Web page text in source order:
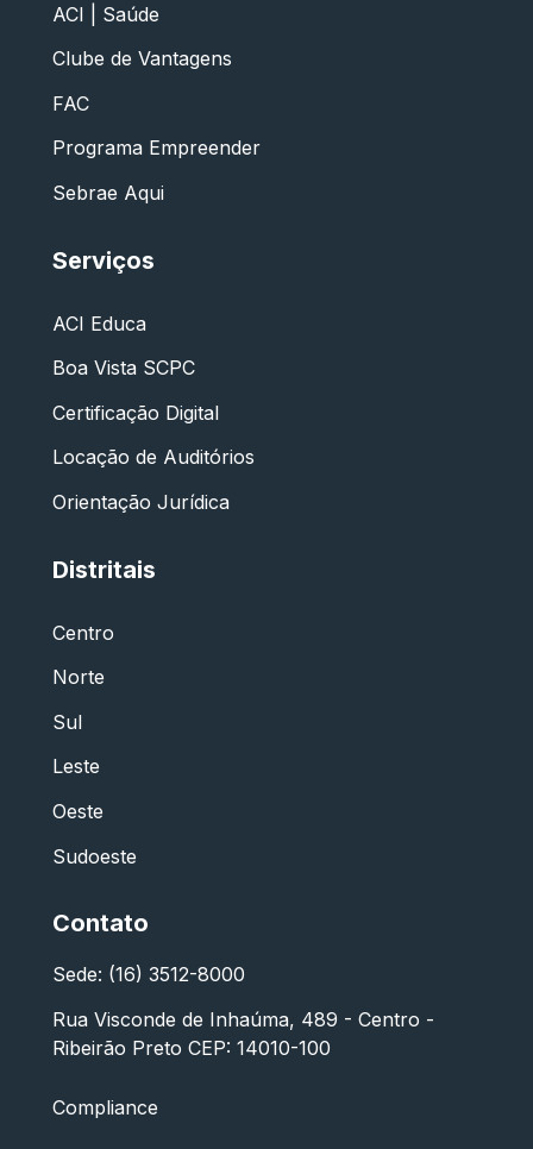
ACI | Saúde
Clube de Vantagens
FAC
Programa Empreender
Sebrae Aqui
Serviços
ACI Educa
Boa Vista SCPC
Certificação Digital
Locação de Auditórios
Orientação Jurídica
Distritais
Centro
Norte
Sul
Leste
Oeste
Sudoeste
Contato
Sede: (16) 3512-8000
Rua Visconde de Inhaúma, 489 - Centro -
Ribeirão Preto CEP: 14010-100
Compliance